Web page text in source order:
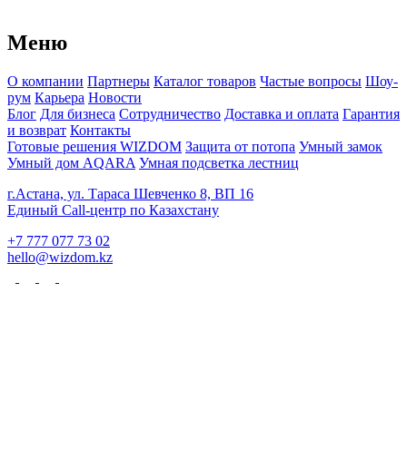
Меню
О компании Партнеры Каталог товаров Частые вопросы Шоу-
рум Карьера Новости
Блог Для бизнеса Сотрудничество Доставка и оплата Гарантия
и возврат Контакты
Готовые решения WIZDOM Защита от потопа Умный замок
Умный дом AQARA Умная подсветка лестниц
г.Астана, ул. Тараса Шевченко 8, ВП 16
Единый Call-центр по Казахстану
+7 777 077 73 02
hello@wizdom.kz